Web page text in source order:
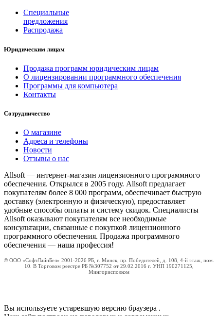
Специальные
предложения
Распродажа
Юридическим лицам
Продажа программ юридическим лицам
О лицензировании программного обеспечения
Программы для компьютера
Контакты
Сотрудничество
О магазине
Адреса и телефоны
Новости
Отзывы о нас
Allsoft — интернет-магазин лицензионного программного
обеспечения. Открылся в 2005 году. Allsoft предлагает
покупателям более 8 000 программ, обеспечивает быструю
доставку (электронную и физическую), предоставляет
удобные способы оплаты и систему скидок. Специалисты
Allsoft оказывают покупателям все необходимые
консультации, связанные с покупкой лицензионного
программного обеспечения. Продажа программного
обеспечения — наша профессия!
© ООО «СофтЛайнБел» 2001-2026 РБ, г. Минск, пр. Победителей, д. 108, 4-й этаж, пом.
10. В Торговом реестре РБ №307752 от 29.02.2016 г. УНП 190271125,
Мингорисполком
Вы используете устаревшую версию браузера .